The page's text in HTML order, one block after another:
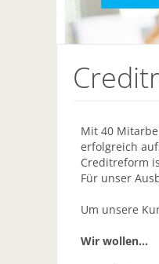
Mit 40
erfolgreich
Creditreform
Für unser
Um unsere
Wir wollen…